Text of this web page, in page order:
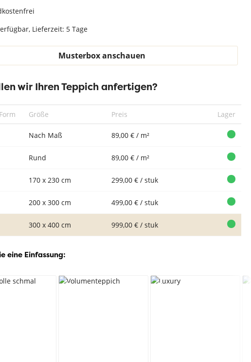
Lieferzeit: 5 Tage
Musterbox anschauen
wir Ihren Teppich anfertigen?
Form Größe Preis Lager
Nach Maß 89,00 € / m²
Rund 89,00 € / m²
170 x 230 cm 299,00 € / stuk
200 x 300 cm 499,00 € / stuk
300 x 400 cm 999,00 € / stuk
eine Einfassung: